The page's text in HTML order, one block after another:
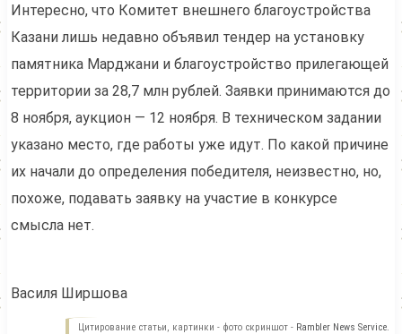
Интересно, что Комитет внешнего благоустройства
Казани лишь недавно объявил тендер на установку
памятника Марджани и благоустройство прилегающей
территории за 28,7 млн рублей. Заявки принимаются до
8 ноября, аукцион — 12 ноября. В техническом задании
указано место, где работы уже идут. По какой причине
их начали до определения победителя, неизвестно, но,
похоже, подавать заявку на участие в конкурсе
смысла нет.
Василя Ширшова
Цитирование статьи, картинки - фото скриншот - Rambler News Service.